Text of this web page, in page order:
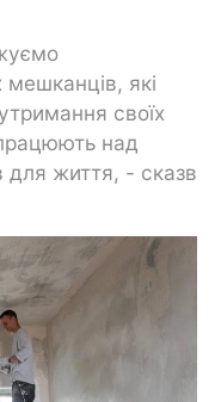
які
своїх
над
життя, - сказв